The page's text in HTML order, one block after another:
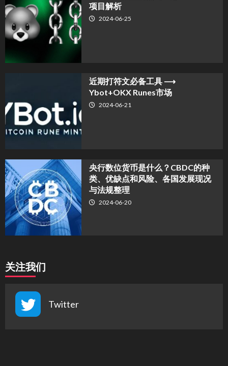
项目解析
2024-06-25
近期打符文必备工具 ⟶
Ybot+OKX Runes市场
2024-06-21
央行数位货币是什么？CBDC的种
类、优缺点和风险、各国发展现况
与法规整理
2024-06-20
关注我们
Twitter